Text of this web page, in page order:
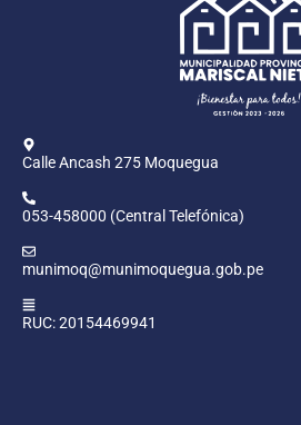
Calle Ancash 275 Moquegua
053-458000 (Central Telefónica)
munimoq@munimoquegua.gob.pe
RUC: 20154469941